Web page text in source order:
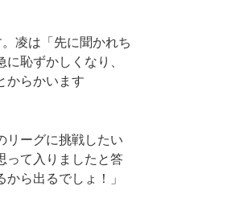
凌は 「先に聞かれち
恥ずかしくなり、
からかいます
リーグに挑戦したい
って入りましたと答
ら出るでしょ！」